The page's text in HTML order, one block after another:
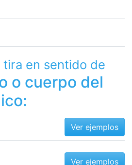
tira en sentido de
o cuerpo del
Ver ejemplos
Ver ejemplos